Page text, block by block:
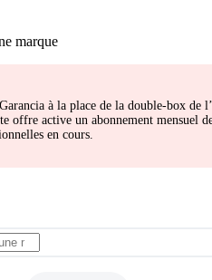
marque
à la place de la double-box de
offre active un abonnement mensuel
en cours.